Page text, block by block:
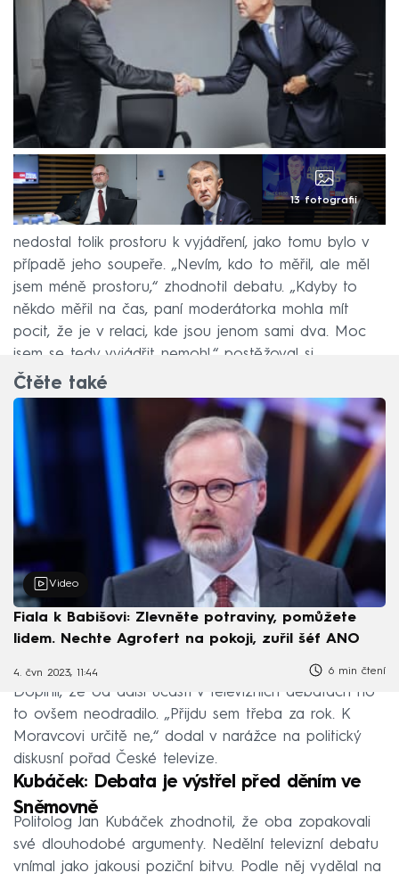
13 fotografií
Babišovi především vadilo, že ze svého pohledu
nedostal tolik prostoru k vyjádření, jako tomu bylo v
případě jeho soupeře. „Nevím, kdo to měřil, ale měl
jsem méně prostoru,“ zhodnotil debatu. „Kdyby to
někdo měřil na čas, paní moderátorka mohla mít
pocit, že je v relaci, kde jsou jenom sami dva. Moc
jsem se tedy vyjádřit nemohl,“ postěžoval si.
Čtěte také
Video
Fiala k Babišovi: Zlevněte potraviny, pomůžete
lidem. Nechte Agrofert na pokoji, zuřil šéf ANO
4. čvn 2023, 11:44 6 min čtení
Doplnil, že od další účasti v televizních debatách ho
to ovšem neodradilo. „Přijdu sem třeba za rok. K
Moravcovi určitě ne,“ dodal v narážce na politický
diskusní pořad České televize.
Kubáček: Debata je výstřel před děním ve
Sněmovně
Politolog Jan Kubáček zhodnotil, že oba zopakovali
své dlouhodobé argumenty. Nedělní televizní debatu
vnímal jako jakousi poziční bitvu. Podle něj vydělal na